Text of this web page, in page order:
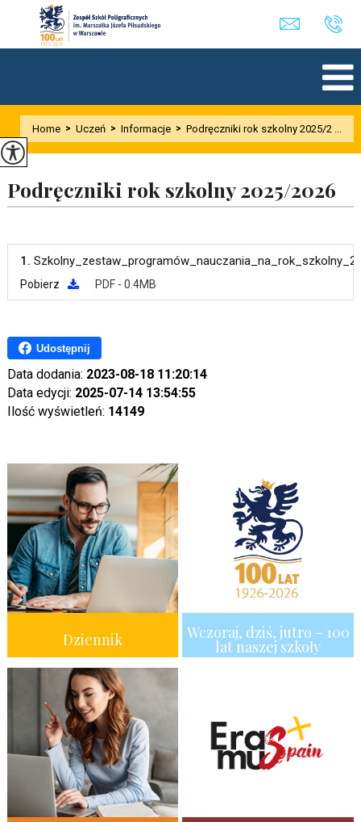
Home > Uczeń > Informacje > Podręczniki rok szkolny 2025/2 ...
Podręczniki rok szkolny 2025/2026
1.
Pobierz PDF - 0.4MB
Udostępnij
Data dodania: 2023-08-18 11:20:14
Data edycji: 2025-07-14 13:54:55
Ilość wyświetleń: 14149
Dziennik Wczoraj, dziś, jutro – 100
lat naszej szkoły